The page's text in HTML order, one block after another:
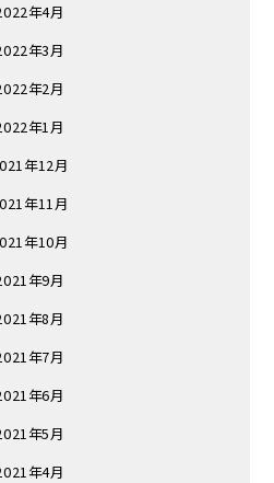
年4月
年3月
年2月
年1月
年12月
年11月
年10月
年9月
年8月
年7月
年6月
年5月
年4月